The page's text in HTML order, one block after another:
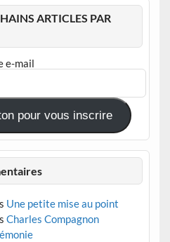
ARTICLES PAR
e-mail
pour vous inscrire
Une petite mise au point
Charles Compagnon